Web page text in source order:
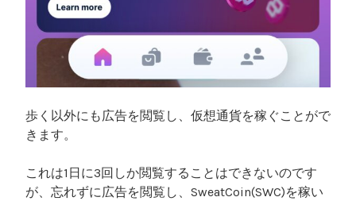
歩く以外にも広告を閲覧し、仮想通貨を稼ぐことがで
きます。
これは1日に3回しか閲覧することはできないのです
が、忘れずに広告を閲覧し、SweatCoin(SWC)を稼い